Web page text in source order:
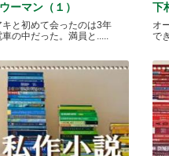
ーマン（１）
キと初めて会ったのは3年
の中だった。満員と.....
下
オ
で